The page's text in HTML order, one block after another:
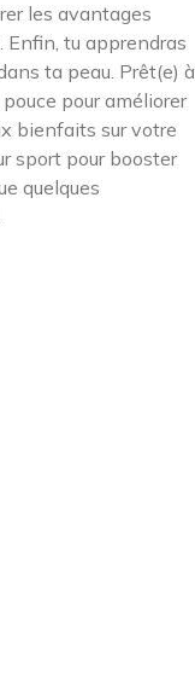
les avantages
Enfin, tu apprendras
ta peau. Prêt(e) à
pour améliorer
bienfaits sur votre
sport pour booster
quelques